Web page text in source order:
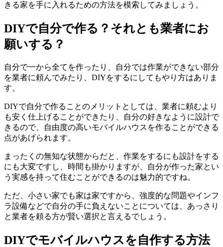
きる家を手に入れるための方法を模索してみましょう。
DIYで自分で作る？それとも業者にお
願いする？
自分で一から全てを作ったり、自分では作業ができない部分
を業者に頼んでみたり、DIYをするにしてもやり方はありま
す。
DIYで自分で作ることのメリットとしては、業者に頼むより
も安く仕上げることができたり、自分の好きなように設計で
きるので、自由度の高いモバイルハウスを作ることができる
点があげられます。
まったくの無知な状態からだと、作業をするにも設計をする
にも大変ですし、時間も掛かりますが、自分が作った家とい
う実感を持って住むことができるのは魅力的ですね。
ただ、小さい家でも家は家ですから、強度的な問題やインフ
ラ設備などで自分の手に負えないことについては、あっさり
と業者を頼る方が賢い選択と言えるでしょう。
DIYでモバイルハウスを自作する方法